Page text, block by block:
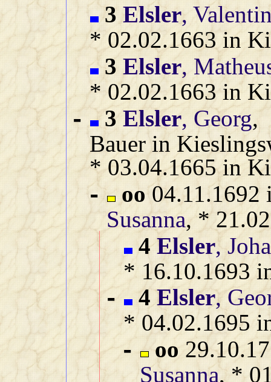
3 Elsler,
* 02.02.1663 in
3 Elsler,
* 02.02.1663 in
- 3 Elsler, Georg,
Bauer in
* 03.04.1665 in
- oo04.11.1692
Susanna, *
4 Elsler,
* 16.10.1693
- 4 Elsler,
* 04.02.1695
- oo
Susanna, *